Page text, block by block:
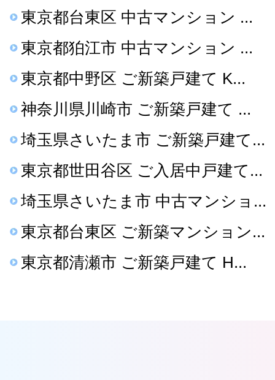
東京都台東区 中古マンション ...
東京都狛江市 中古マンション ...
東京都中野区 ご新築戸建て K...
神奈川県川崎市 ご新築戸建て ...
埼玉県さいたま市 ご新築戸建て...
東京都世田谷区 ご入居中戸建て...
埼玉県さいたま市 中古マンショ...
東京都台東区 ご新築マンション...
東京都清瀬市 ご新築戸建て H...